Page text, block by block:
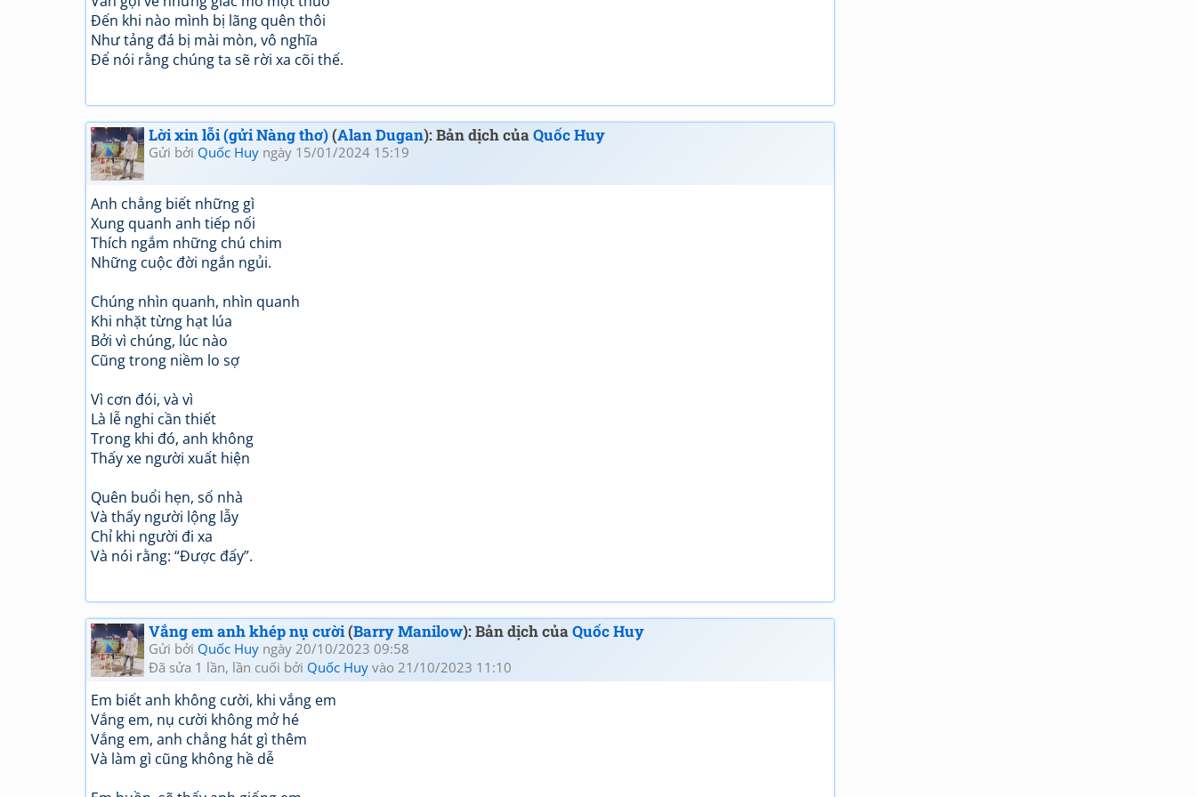
Đến khi nào mình bị lãng quên thôi
Như tảng đá bị mài mòn, vô nghĩa
Để nói rằng chúng ta sẽ rời xa cõi thế.
Lời xin lỗi (gửi Nàng thơ)(Alan Dugan): Bản dịch củaQuốc Huy
Gửi bởi Quốc Huy ngày 15/01/2024 15:19
Anh chẳng biết những gì
Xung quanh anh tiếp nối
Thích ngắm những chú chim
Những cuộc đời ngắn ngủi.
Chúng nhìn quanh, nhìn quanh
Khi nhặt từng hạt lúa
Bởi vì chúng, lúc nào
Cũng trong niềm lo sợ
Vì cơn đói, và vì
Là lễ nghi cần thiết
Trong khi đó, anh không
Thấy xe người xuất hiện
Quên buổi hẹn, số nhà
Và thấy người lộng lẫy
Chỉ khi người đi xa
Và nói rằng: “Được đấy”.
Vắng em anh khép nụ cười(Barry Manilow): Bản dịch củaQuốc Huy
Gửi bởi Quốc Huy ngày 20/10/2023 09:58
Đã sửa 1 lần, lần cuối bởi Quốc Huy vào 21/10/2023 11:10
Em biết anh không cười, khi vắng em
Vắng em, nụ cười không mở hé
Vắng em, anh chẳng hát gì thêm
Và làm gì cũng không hề dễ